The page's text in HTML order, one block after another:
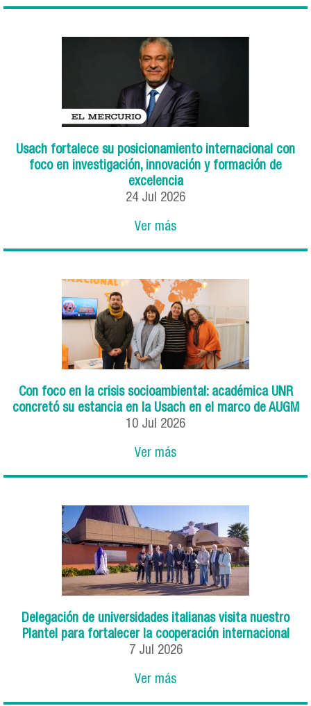
Usach fortalece su posicionamiento internacional con
foco en investigación, innovación y formación de
excelencia
24 Jul 2026
Ver más
Con foco en la crisis socioambiental: académica UNR
concretó su estancia en la Usach en el marco de AUGM
10 Jul 2026
Ver más
Delegación de universidades italianas visita nuestro
Plantel para fortalecer la cooperación internacional
7 Jul 2026
Ver más